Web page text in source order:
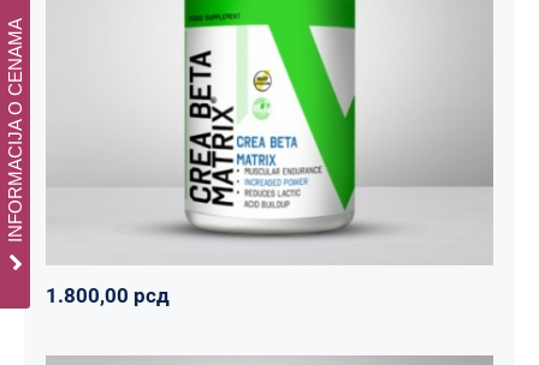
CREA BETA MATRIX
Napumpanko Svi proizvodi
1.800,00 рсд
1.800,00 рсд
INFORMACIJA O CENAMA